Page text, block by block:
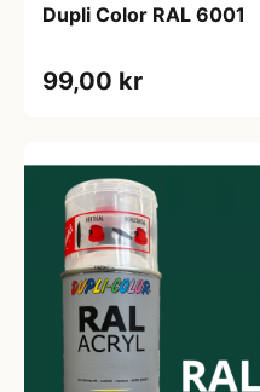
Dupli Color RAL 6001
99,00 kr